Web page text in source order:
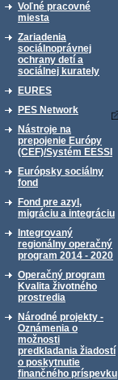
Voľné pracovné
miesta
Zariadenia
sociálnoprávnej
ochrany detí a
sociálnej kurately
EURES
PES Network
Nástroje na
prepojenie Európy
(CEF)/Systém EESSI
Európsky sociálny
fond
Fond pre azyl,
migráciu a integráciu
Integrovaný
regionálny operačný
program 2014 - 2020
Operačný program
Kvalita životného
prostredia
Národné projekty -
Oznámenia o
možnosti
predkladania žiadostí
o poskytnutie
finančného príspevku